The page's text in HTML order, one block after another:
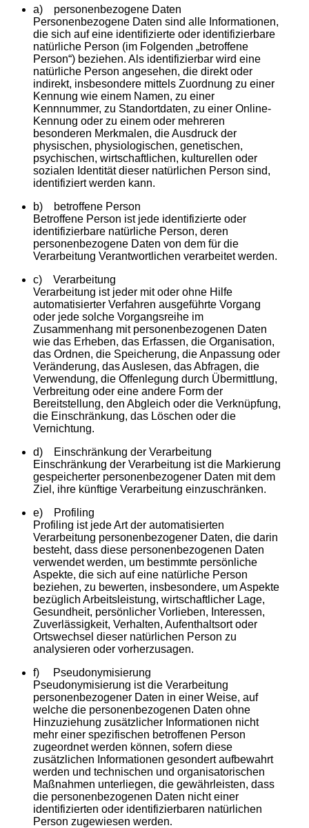
a) personenbezogene Daten
Personenbezogene Daten sind alle Informationen,
die sich auf eine identifizierte oder identifizierbare
natürliche Person (im Folgenden „betroffene
Person“) beziehen. Als identifizierbar wird eine
natürliche Person angesehen, die direkt oder
indirekt, insbesondere mittels Zuordnung zu einer
Kennung wie einem Namen, zu einer
Kennnummer, zu Standortdaten, zu einer Online-
Kennung oder zu einem oder mehreren
besonderen Merkmalen, die Ausdruck der
physischen, physiologischen, genetischen,
psychischen, wirtschaftlichen, kulturellen oder
sozialen Identität dieser natürlichen Person sind,
identifiziert werden kann.
b) betroffene Person
Betroffene Person ist jede identifizierte oder
identifizierbare natürliche Person, deren
personenbezogene Daten von dem für die
Verarbeitung Verantwortlichen verarbeitet werden.
c) Verarbeitung
Verarbeitung ist jeder mit oder ohne Hilfe
automatisierter Verfahren ausgeführte Vorgang
oder jede solche Vorgangsreihe im
Zusammenhang mit personenbezogenen Daten
wie das Erheben, das Erfassen, die Organisation,
das Ordnen, die Speicherung, die Anpassung oder
Veränderung, das Auslesen, das Abfragen, die
Verwendung, die Offenlegung durch Übermittlung,
Verbreitung oder eine andere Form der
Bereitstellung, den Abgleich oder die Verknüpfung,
die Einschränkung, das Löschen oder die
Vernichtung.
d) Einschränkung der Verarbeitung
Einschränkung der Verarbeitung ist die Markierung
gespeicherter personenbezogener Daten mit dem
Ziel, ihre künftige Verarbeitung einzuschränken.
e) Profiling
Profiling ist jede Art der automatisierten
Verarbeitung personenbezogener Daten, die darin
besteht, dass diese personenbezogenen Daten
verwendet werden, um bestimmte persönliche
Aspekte, die sich auf eine natürliche Person
beziehen, zu bewerten, insbesondere, um Aspekte
bezüglich Arbeitsleistung, wirtschaftlicher Lage,
Gesundheit, persönlicher Vorlieben, Interessen,
Zuverlässigkeit, Verhalten, Aufenthaltsort oder
Ortswechsel dieser natürlichen Person zu
analysieren oder vorherzusagen.
f) Pseudonymisierung
Pseudonymisierung ist die Verarbeitung
personenbezogener Daten in einer Weise, auf
welche die personenbezogenen Daten ohne
Hinzuziehung zusätzlicher Informationen nicht
mehr einer spezifischen betroffenen Person
zugeordnet werden können, sofern diese
zusätzlichen Informationen gesondert aufbewahrt
werden und technischen und organisatorischen
Maßnahmen unterliegen, die gewährleisten, dass
die personenbezogenen Daten nicht einer
identifizierten oder identifizierbaren natürlichen
Person zugewiesen werden.